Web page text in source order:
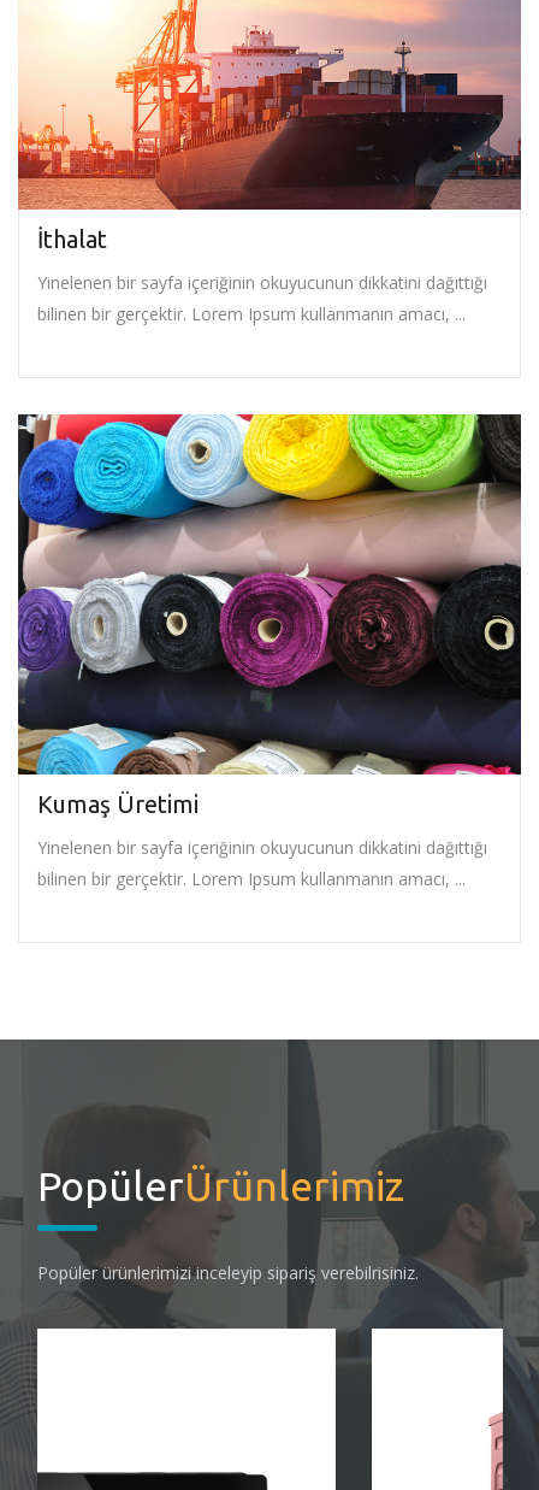
İthalat
Yinelenen bir sayfa içeriğinin okuyucunun dikkatini dağıttığı
bilinen bir gerçektir. Lorem Ipsum kullanmanın amacı, ...
Kumaş Üretimi
Yinelenen bir sayfa içeriğinin okuyucunun dikkatini dağıttığı
bilinen bir gerçektir. Lorem Ipsum kullanmanın amacı, ...
PopülerÜrünlerimiz
Popüler ürünlerimizi inceleyip sipariş verebilrisiniz.